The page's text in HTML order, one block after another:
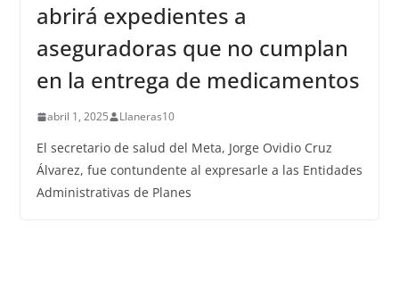
abrirá expedientes a
aseguradoras que no cumplan
en la entrega de medicamentos
abril 1, 2025 Llaneras10
El secretario de salud del Meta, Jorge Ovidio Cruz
Álvarez, fue contundente al expresarle a las Entidades
Administrativas de Planes